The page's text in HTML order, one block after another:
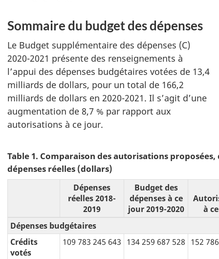
Sommaire du budget des dépenses
Le Budget supplémentaire des dépenses (C)
2020-2021 présente des renseignements à
l’appui des dépenses budgétaires votées de 13,4
milliards de dollars, pour un total de 166,2
milliards de dollars en 2020-2021. Il s’agit d’une
augmentation de 8,7 % par rapport aux
autorisations à ce jour.
Table 1. Comparaison des autorisations proposées,
dépenses réelles (dollars)
Dépenses
réelles 2018-
2019
Budget des
dépenses à ce
jour 2019-2020
à
Dépenses budgétaires
Crédits
votés
109 783 245 643 134 259 687 528 152